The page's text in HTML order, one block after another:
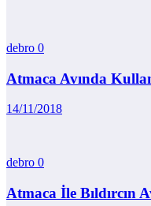
debro 0
Atmaca Avında
14/11/2018
debro 0
Atmaca İle Bıldırcın